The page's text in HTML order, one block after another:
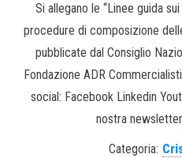
Si allegano le “Linee guida
procedure di composizione
pubblicate dal Consiglio
Fondazione ADR
social: Facebook Linkedin
nostra
Categoria: